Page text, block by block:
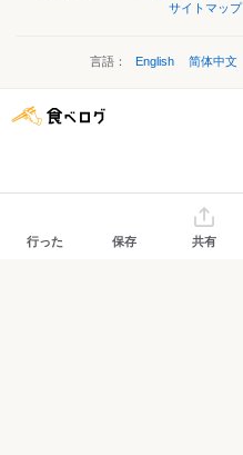
サイトマップ
言語： English 简体中文
行った 保存 共有